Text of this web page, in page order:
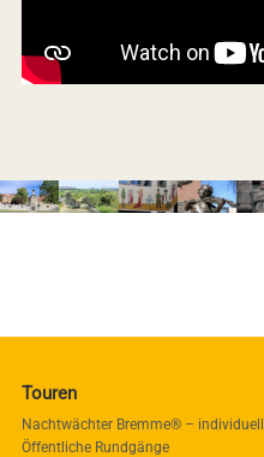
Touren
Nachtwächter Bremme® – individuell
Öffentliche Rundgänge